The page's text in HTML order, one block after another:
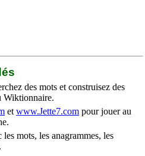
des mots et construisez des
Wiktionnaire.
et www.Jette7.com pour jouer au
mots, les anagrammes, les